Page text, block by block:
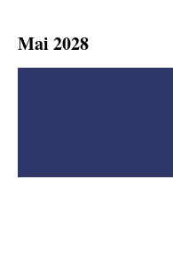
Mai 2028